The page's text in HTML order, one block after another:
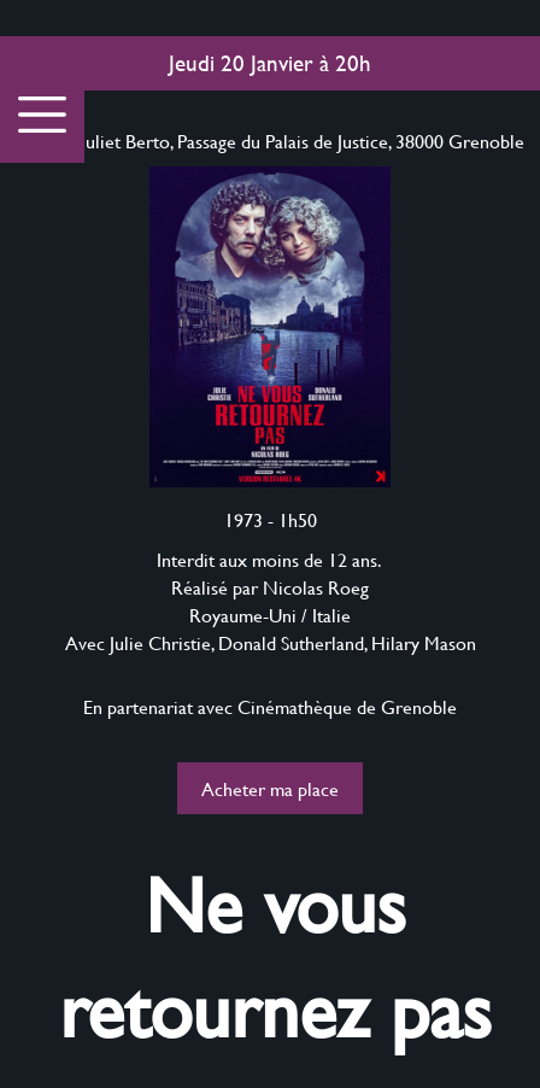
Jeudi 20 Janvierà20h
Cinéma Juliet Berto, Passage du Palais de Justice, 38000 Grenoble
1973 - 1h50
Interdit aux moins de‭ ‬12‭ ‬ans. ‭
Réalisé par Nicolas Roeg
Royaume-Uni‭ ‬/‭ ‬Italie
Avec Julie Christie,‭ ‬Donald Sutherland,‭ ‬Hilary Mason
En partenariat avec Cinémathèque de Grenoble
Acheter ma place
Ne vous
retournez pas‭